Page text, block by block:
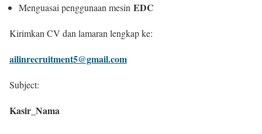
Menguasai penggunaan mesin EDC
Kirimkan CV dan lamaran lengkap ke:
ailinrecruitment5@gmail.com
Subject:
Kasir_Nama